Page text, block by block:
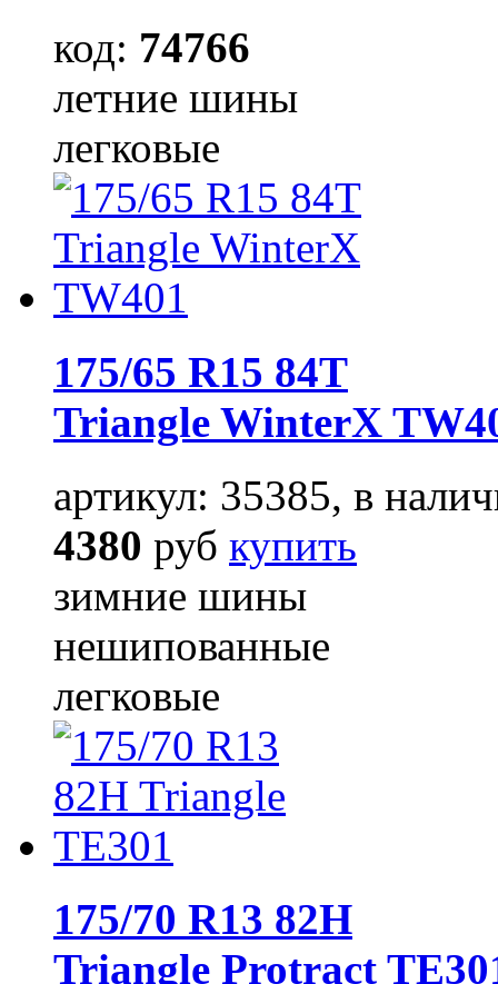
код: 74766
летние шины
легковые
175/65 R15 84T
Triangle WinterX
артикул: 35385, в
4380 руб купить
зимние шины
нешипованные
легковые
175/70 R13 82H
Triangle Protract